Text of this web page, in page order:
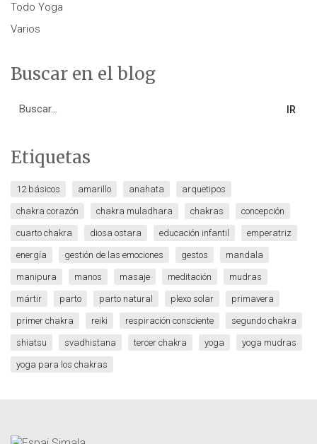
Todo Yoga
Varios
Buscar en el blog
for:
Etiquetas
12 básicos amarillo anahata arquetipos
chakra corazón chakra muladhara chakras concepción
cuarto chakra diosa ostara educación infantil emperatriz
energía gestión de las emociones gestos mandala
manipura manos masaje meditación mudras
mártir parto parto natural plexo solar primavera
primer chakra reiki respiración consciente segundo chakra
shiatsu svadhistana tercer chakra yoga yoga mudras
yoga para los chakras